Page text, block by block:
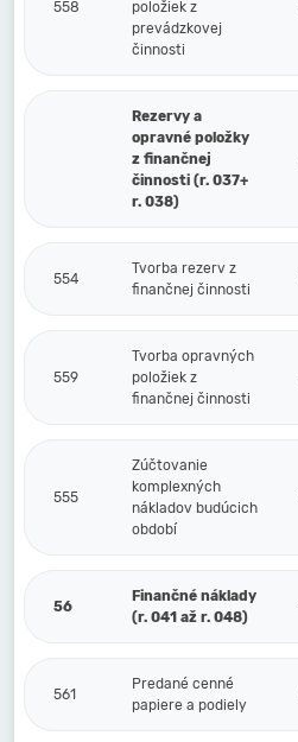
558
položiek z
prevádzkovej
činnosti
Rezervy a
opravné položky
z finančnej
činnosti (r. 037+
r. 038)
554
Tvorba rezerv z
finančnej činnosti
559
Tvorba opravných
položiek z
finančnej činnosti
555
Zúčtovanie
komplexných
nákladov budúcich
období
56
Finančné náklady
(r. 041 až r. 048)
561
Predané cenné
papiere a podiely